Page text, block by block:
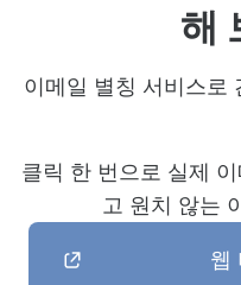
해
이메일 별칭 서비스로
클릭 한 번으로 실제
고 원치 않는
웹